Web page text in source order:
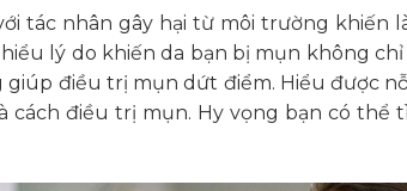
tác nhân gây hại từ môi trường
lý do khiến da bạn bị mụn không
điều trị mụn dứt điểm. Hiểu được
cách điều trị mụn. Hy vọng bạn có thể